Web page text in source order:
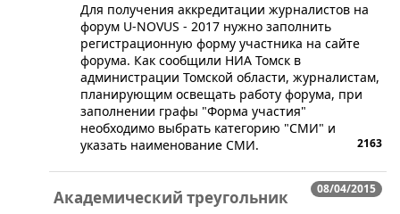
​Для получения аккредитации журналистов на
форум U-NOVUS - 2017 нужно заполнить
регистрационную форму участника на сайте
форума. Как сообщили НИА Томск в
администрации Томской области, журналистам,
планирующим освещать работу форума, при
заполнении графы "Форма участия"
необходимо выбрать категорию "СМИ" и
указать наименование СМИ.
2163
08/04/2015
Академический треугольник